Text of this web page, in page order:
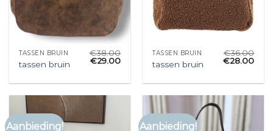
TASSEN BRUIN
tassen bruin
€38.00
€29.00
TASSEN BRUIN
tassen bruin
€36.00
€28.00
Aanbieding! Aanbieding!